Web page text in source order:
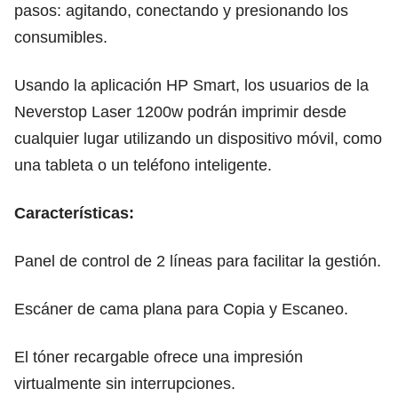
pasos: agitando, conectando y presionando los
consumibles.
Usando la aplicación HP Smart, los usuarios de la
Neverstop Laser 1200w podrán imprimir desde
cualquier lugar utilizando un dispositivo móvil, como
una tableta o un teléfono inteligente.
Características:
Panel de control de 2 líneas para facilitar la gestión.
Escáner de cama plana para Copia y Escaneo.
El tóner recargable ofrece una impresión
virtualmente sin interrupciones.